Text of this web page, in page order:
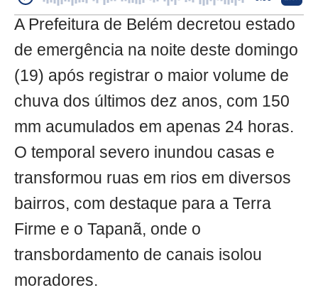
A Prefeitura de Belém decretou estado
de emergência na noite deste domingo
(19) após registrar o maior volume de
chuva dos últimos dez anos, com 150
mm acumulados em apenas 24 horas.
O temporal severo inundou casas e
transformou ruas em rios em diversos
bairros, com destaque para a Terra
Firme e o Tapanã, onde o
transbordamento de canais isolou
moradores.